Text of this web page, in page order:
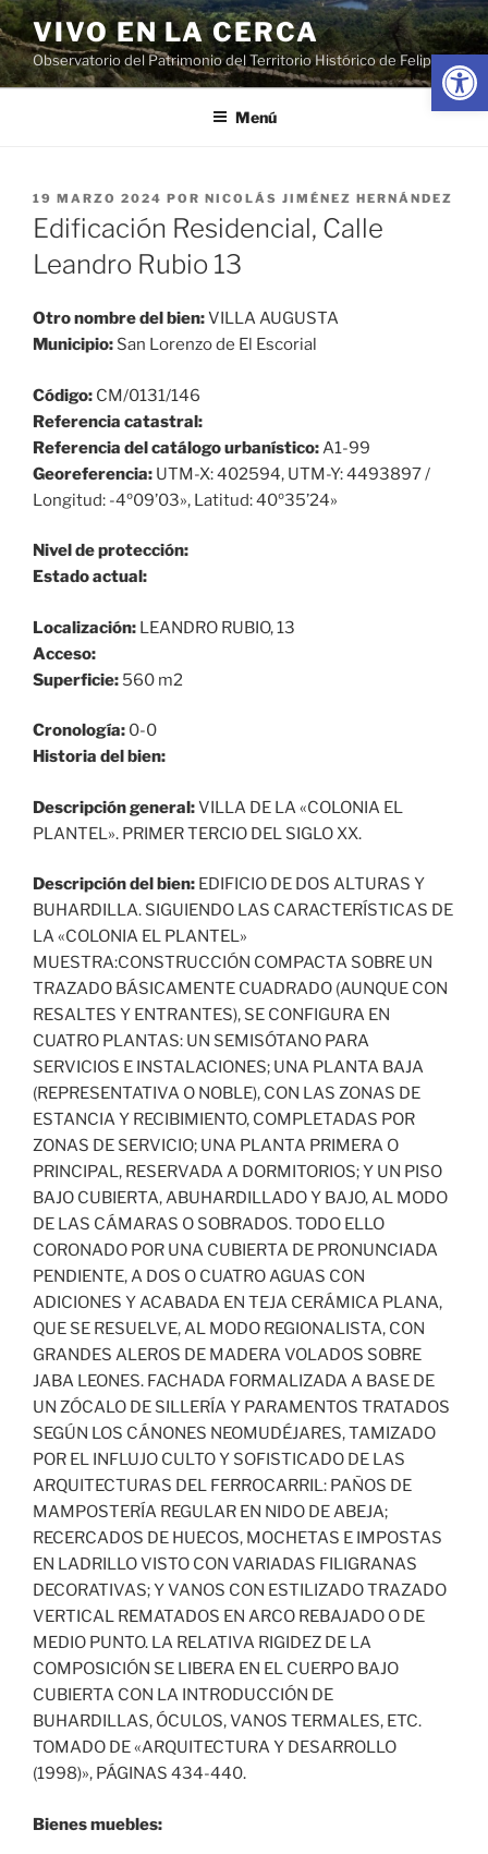
Abrir
Saltar
al
contenido
VIVO EN LA CERCA
Observatorio del Patrimonio del Territorio Histórico de Felipe II
Menú
PUBLICADO
EL
19 MARZO 2024 POR NICOLÁS JIMÉNEZ HERNÁNDEZ
Edificación Residencial, Calle
Leandro Rubio 13
Otro nombre del bien:VILLA AUGUSTA
Municipio: San Lorenzo de El Escorial
Código: CM/0131/146
Referencia catastral:
Referencia del catálogo urbanístico:A1-99
Georeferencia: UTM-X: 402594, UTM-Y: 4493897 /
Longitud: -4º09’03», Latitud: 40º35’24»
Nivel de protección:
Estado actual:
Localización: LEANDRO RUBIO, 13
Acceso:
Superficie: 560 m2
Cronología: 0-0
Historia del bien:
Descripción general:VILLA DE LA «COLONIA EL
PLANTEL». PRIMER TERCIO DEL SIGLO XX.
Descripción del bien: EDIFICIO DE DOS ALTURAS Y
BUHARDILLA. SIGUIENDO LAS CARACTERÍSTICAS DE
LA «COLONIA EL PLANTEL»
MUESTRA:CONSTRUCCIÓN COMPACTA SOBRE UN
TRAZADO BÁSICAMENTE CUADRADO (AUNQUE CON
RESALTES Y ENTRANTES), SE CONFIGURA EN
CUATRO PLANTAS: UN SEMISÓTANO PARA
SERVICIOS E INSTALACIONES; UNA PLANTA BAJA
(REPRESENTATIVA O NOBLE), CON LAS ZONAS DE
ESTANCIA Y RECIBIMIENTO, COMPLETADAS POR
ZONAS DE SERVICIO; UNA PLANTA PRIMERA O
PRINCIPAL, RESERVADA A DORMITORIOS; Y UN PISO
BAJO CUBIERTA, ABUHARDILLADO Y BAJO, AL MODO
DE LAS CÁMARAS O SOBRADOS. TODO ELLO
CORONADO POR UNA CUBIERTA DE PRONUNCIADA
PENDIENTE, A DOS O CUATRO AGUAS CON
ADICIONES Y ACABADA EN TEJA CERÁMICA PLANA,
QUE SE RESUELVE, AL MODO REGIONALISTA, CON
GRANDES ALEROS DE MADERA VOLADOS SOBRE
JABA LEONES. FACHADA FORMALIZADA A BASE DE
UN ZÓCALO DE SILLERÍA Y PARAMENTOS TRATADOS
SEGÚN LOS CÁNONES NEOMUDÉJARES, TAMIZADO
POR EL INFLUJO CULTO Y SOFISTICADO DE LAS
ARQUITECTURAS DEL FERROCARRIL: PAÑOS DE
MAMPOSTERÍA REGULAR EN NIDO DE ABEJA;
RECERCADOS DE HUECOS, MOCHETAS E IMPOSTAS
EN LADRILLO VISTO CON VARIADAS FILIGRANAS
DECORATIVAS; Y VANOS CON ESTILIZADO TRAZADO
VERTICAL REMATADOS EN ARCO REBAJADO O DE
MEDIO PUNTO. LA RELATIVA RIGIDEZ DE LA
COMPOSICIÓN SE LIBERA EN EL CUERPO BAJO
CUBIERTA CON LA INTRODUCCIÓN DE
BUHARDILLAS, ÓCULOS, VANOS TERMALES, ETC.
TOMADO DE «ARQUITECTURA Y DESARROLLO
(1998)», PÁGINAS 434-440.
Bienes muebles: